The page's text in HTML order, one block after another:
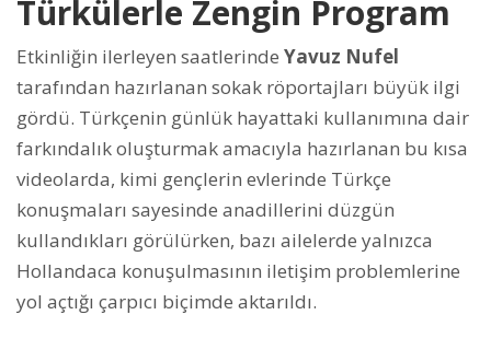
Türkülerle Zengin Program
Etkinliğin ilerleyen saatlerinde Yavuz Nufel
tarafından hazırlanan sokak röportajları büyük ilgi
gördü. Türkçenin günlük hayattaki kullanımına dair
farkındalık oluşturmak amacıyla hazırlanan bu kısa
videolarda, kimi gençlerin evlerinde Türkçe
konuşmaları sayesinde anadillerini düzgün
kullandıkları görülürken, bazı ailelerde yalnızca
Hollandaca konuşulmasının iletişim problemlerine
yol açtığı çarpıcı biçimde aktarıldı.